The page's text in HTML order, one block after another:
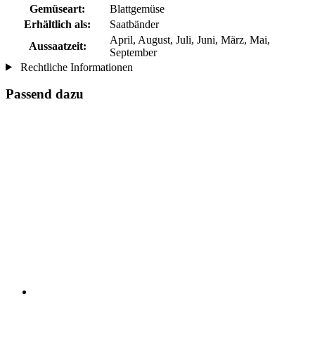
Gemüseart:
Blattgemüse
Erhältlich als:
Saatbänder
Aussaatzeit:
April, August, Juli, Juni, März, Mai,
September
Rechtliche Informationen
Passend dazu